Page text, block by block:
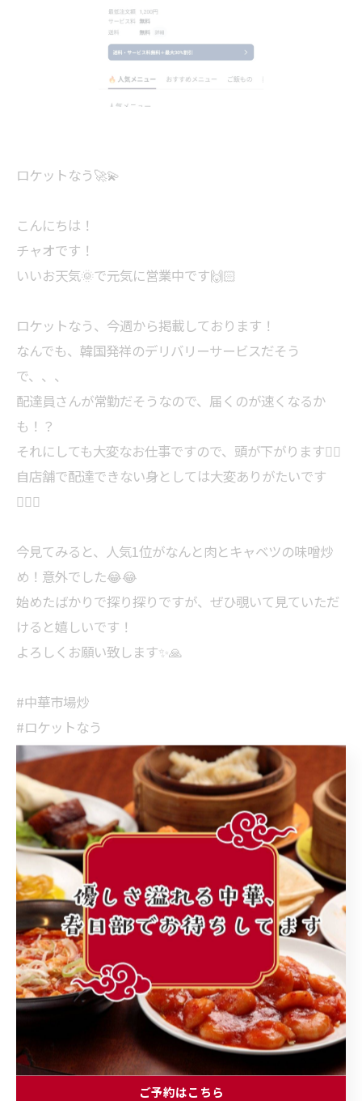
ロケットなう🚀💫
こんにちは！
チャオです！
いいお天気🌞で元気に営業中です🙌🏻
ロケットなう、今週から掲載しております！
なんでも、韓国発祥のデリバリーサービスだそう
で、、、
配達員さんが常勤だそうなので、届くのが速くなるか
も！？
それにしても大変なお仕事ですので、頭が下がります🙇‍♂️
自店舗で配達できない身としては大変ありがたいです
🙇‍♂️✨
今見てみると、人気1位がなんと肉とキャベツの味噌炒
め！意外でした😂😂
始めたばかりで探り探りですが、ぜひ覗いて見ていただ
けると嬉しいです！
よろしくお願い致します✨🙏
#中華市場炒
#ロケットなう
< 前のページ 次のページ >
カテゴリー Categories
全てのカテゴリー
町中華
ランチ
個人店
子連れ
ご予約はこちら